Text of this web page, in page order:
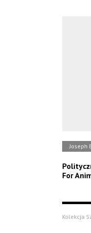
Joseph
For
Kolekcja